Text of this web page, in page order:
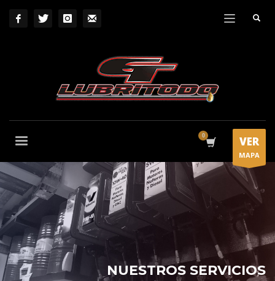
VER
MAPA
NUESTROS SERVICIOS